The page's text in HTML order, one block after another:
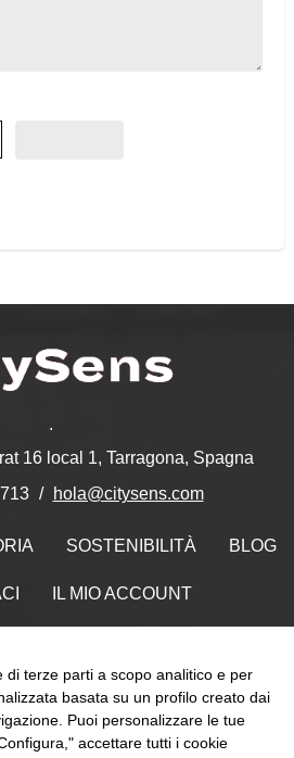
.
16 local 1, Tarragona, Spagna
hola@citysens.com
SOSTENIBILITÀ BLOG
IL MIO ACCOUNT
di terze parti a scopo analitico e per
basata su un profilo creato dai
Puoi personalizzare le tue
accettare tutti i cookie